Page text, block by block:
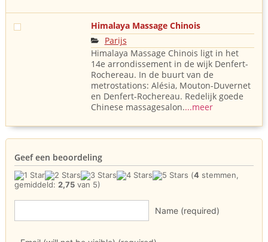
Himalaya Massage Chinois
Parijs
Himalaya Massage Chinois ligt in het
14e arrondissement in de wijk Denfert-
Rochereau. In de buurt van de
metrostations: Alésia, Mouton-Duvernet
en Denfert-Rochereau. Redelijk goede
Chinese massagesalon....meer
Geef een beoordeling
(4 stemmen,
gemiddeld: 2,75 van 5)
Name (required)